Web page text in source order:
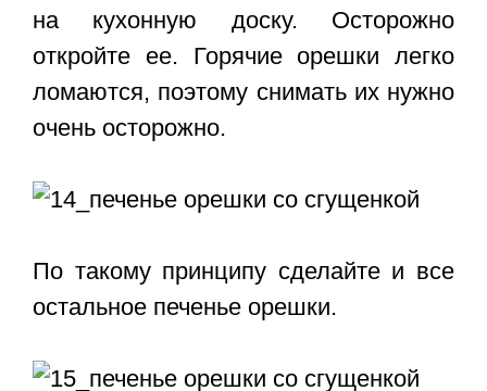
на кухонную доску. Осторожно
откройте ее. Горячие орешки легко
ломаются, поэтому снимать их нужно
очень осторожно.
По такому принципу сделайте и все
остальное печенье орешки.